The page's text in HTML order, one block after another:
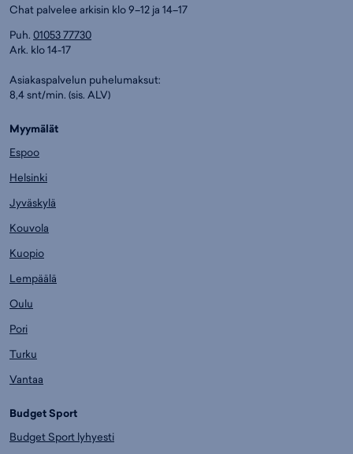
Chat palvelee arkisin klo 9–12 ja 14–17
Puh. 01053 77730
Ark. klo 14-17
Asiakaspalvelun puhelumaksut:
8,4 snt/min. (sis. ALV)
Myymälät
Espoo
Helsinki
Jyväskylä
Kouvola
Kuopio
Lempäälä
Oulu
Pori
Turku
Vantaa
Budget Sport
Budget Sport lyhyesti